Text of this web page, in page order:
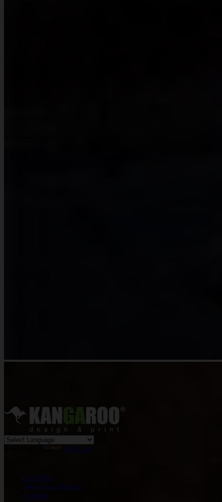
Translate
Portfolio
Die Auszeichnung
Kunden